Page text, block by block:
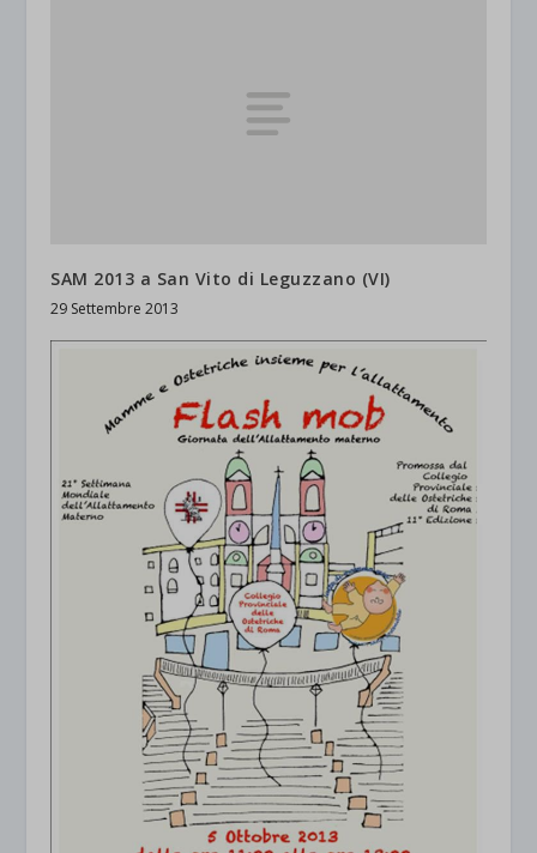
SAM 2013 a San Vito di Leguzzano (VI)
29 Settembre 2013